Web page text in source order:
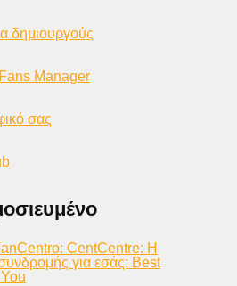
δημιουργούς
Manager
σας
CentCentre: Η
για εσάς: Best